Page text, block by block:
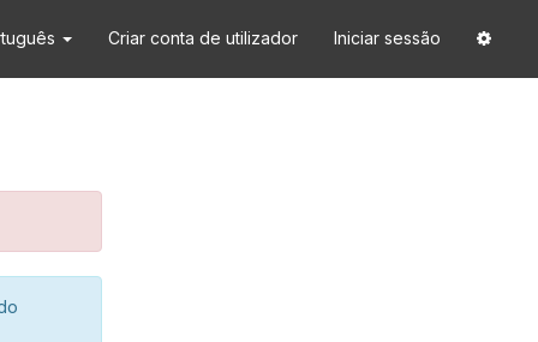
Criar conta de utilizador Iniciar sessão